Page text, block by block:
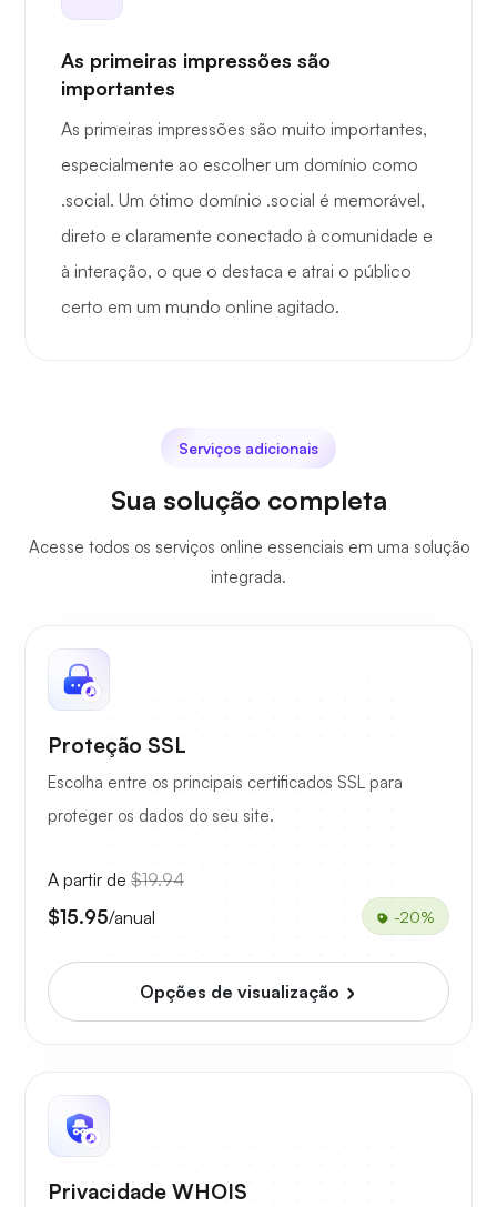
As primeiras impressões são
importantes
As primeiras impressões são muito importantes,
especialmente ao escolher um domínio como
.social. Um ótimo domínio .social é memorável,
direto e claramente conectado à comunidade e
à interação, o que o destaca e atrai o público
certo em um mundo online agitado.
Serviços adicionais
Sua solução completa
Acesse todos os serviços online essenciais em uma solução
integrada.
Proteção SSL
Escolha entre os principais certificados SSL para
proteger os dados do seu site.
A partir de $19.94
$15.95/anual -20%
Opções de visualização
Privacidade WHOIS